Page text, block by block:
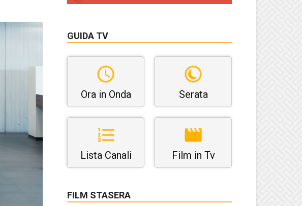
GUIDA TV
Ora in Onda Serata
Lista Canali Film in Tv
FILM STASERA